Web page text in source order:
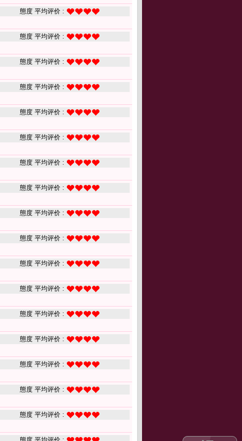
態度 平均评价 :
態度 平均评价 :
態度 平均评价 :
態度 平均评价 :
態度 平均评价 :
態度 平均评价 :
態度 平均评价 :
態度 平均评价 :
態度 平均评价 :
態度 平均评价 :
態度 平均评价 :
態度 平均评价 :
態度 平均评价 :
態度 平均评价 :
態度 平均评价 :
態度 平均评价 :
態度 平均评价 :